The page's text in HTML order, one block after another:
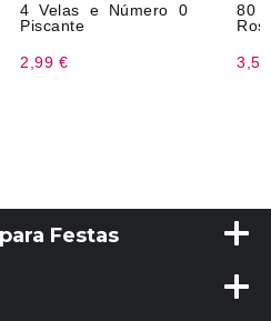
4 Velas e Número 0
Piscante
2,99 €
80 -
Festas